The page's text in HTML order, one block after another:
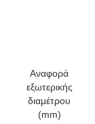
Αναφορά
εξωτερικής
διαμέτρου
(mm)